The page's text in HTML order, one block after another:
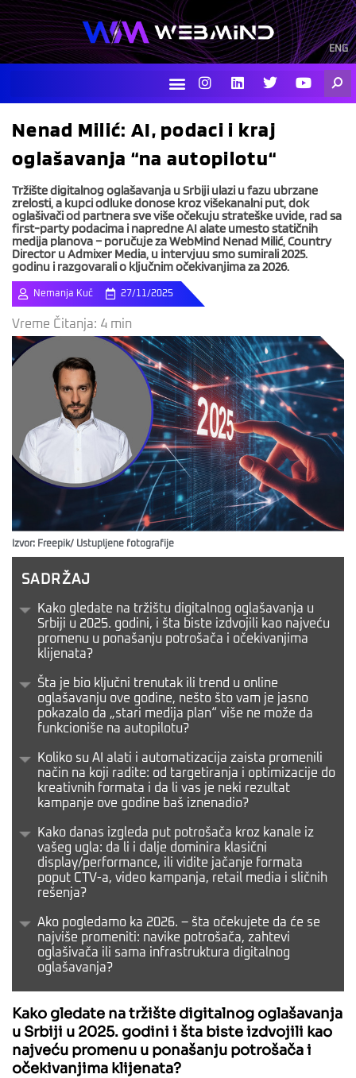
Skip
to
content
ENG
I
n
s
a
r
m
L
i
n
e
i
T
w
i
t
r
Y
o
u
Nenad Milić: AI, podaci i kraj
oglašavanja “na autopilotu“
Tržište digitalnog oglašavanja u Srbiji ulazi u fazu ubrzane
zrelosti, a kupci odluke donose kroz višekanalni put, dok
oglašivači od partnera sve više očekuju strateške uvide, rad sa
first-party podacima i napredne AI alate umesto statičnih
medija planova – poručuje za WebMind Nenad Milić, Country
Director u Admixer Media, u intervjuu smo sumirali 2025.
godinu i razgovarali o ključnim očekivanjima za 2026.
Nemanja Kuč 27/11/2025
Vreme Čitanja: 4 min
Izvor: Freepik/ Ustupljene fotografije
SADRŽAJ
Kako gledate na tržištu digitalnog oglašavanja u
Srbiji u 2025. godini, i šta biste izdvojili kao najveću
promenu u ponašanju potrošača i očekivanjima
klijenata?
Šta je bio ključni trenutak ili trend u online
oglašavanju ove godine, nešto što vam je jasno
pokazalo da „stari medija plan“ više ne može da
funkcioniše na autopilotu?
Koliko su AI alati i automatizacija zaista promenili
način na koji radite: od targetiranja i optimizacije do
kreativnih formata i da li vas je neki rezultat
kampanje ove godine baš iznenadio?
Kako danas izgleda put potrošača kroz kanale iz
vašeg ugla: da li i dalje dominira klasični
display/performance, ili vidite jačanje formata
poput CTV-a, video kampanja, retail media i sličnih
rešenja?
Ako pogledamo ka 2026. – šta očekujete da će se
najviše promeniti: navike potrošača, zahtevi
oglašivača ili sama infrastruktura digitalnog
oglašavanja?
Kako gledate na tržište digitalnog oglašavanja
u Srbiji u 2025. godini i šta biste izdvojili kao
najveću promenu u ponašanju potrošača i
očekivanjima klijenata?